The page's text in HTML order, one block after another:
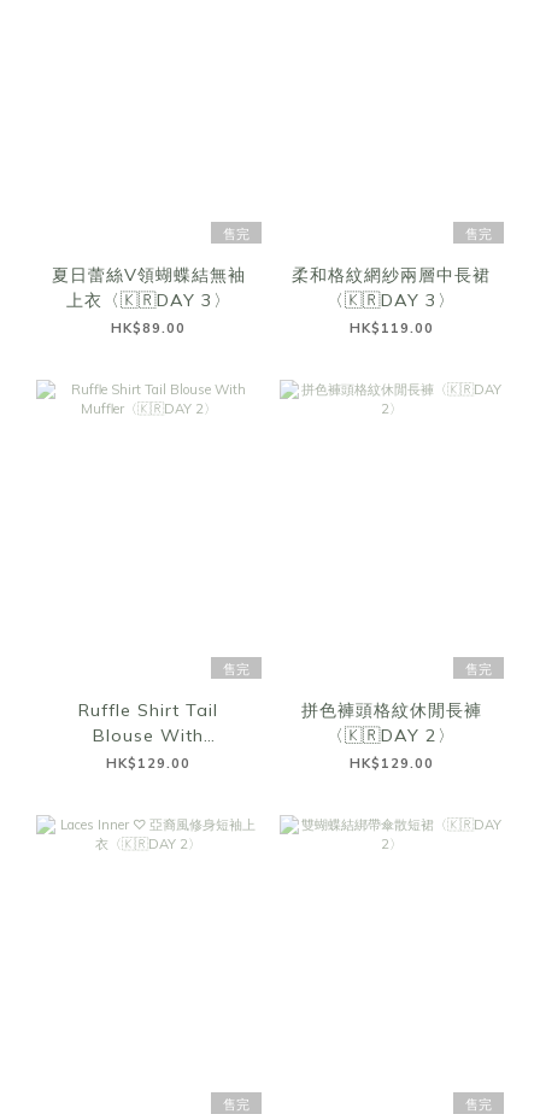
售完
夏日蕾絲V領蝴蝶結無袖
上衣〈🇰🇷DAY 3〉
HK$89.00
售完
柔和格紋網紗兩層中長裙
〈🇰🇷DAY 3〉
HK$119.00
售完
Ruffle Shirt Tail
Blouse With
Muffler〈🇰🇷DAY 2〉
HK$129.00
售完
拼色褲頭格紋休閒長褲
〈🇰🇷DAY 2〉
HK$129.00
售完 售完